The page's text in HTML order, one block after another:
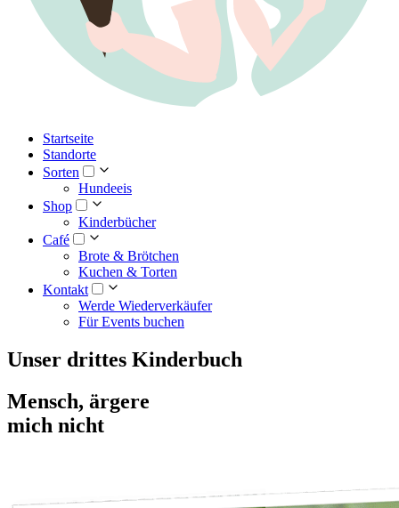
Startseite
Standorte
Sorten
Hundeeis
Shop
Kinderbücher
Café
Brote & Brötchen
Kuchen & Torten
Kontakt
Werde Wiederverkäufer
Für Events buchen
Unser drittes Kinderbuch
Mensch, ärgere
mich nicht